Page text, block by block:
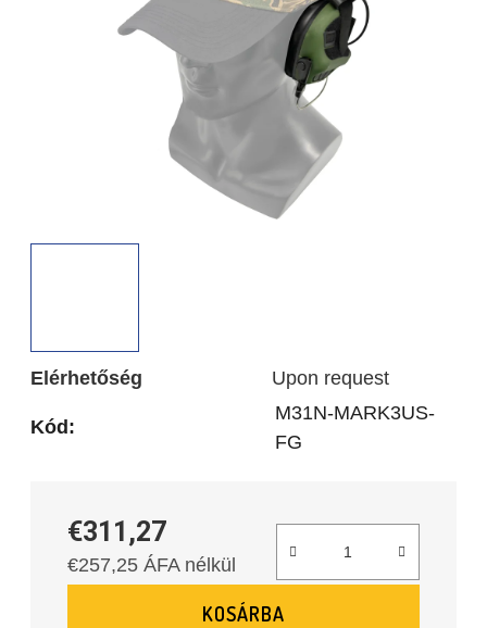
Elérhetőség Upon request
Kód:
M31N-MARK3US-
FG
€311,27
€257,25 ÁFA nélkül
KOSÁRBA